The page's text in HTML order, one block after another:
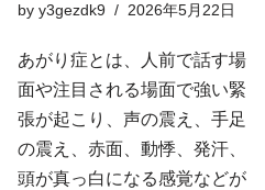
byy3gezdk9 2026年5月22日
あがり症とは、人前で話す場
面や注目される場面で強い緊
張が起こり、声の震え、手足
の震え、赤面、動悸、発汗、
頭が真っ白になる感覚などが